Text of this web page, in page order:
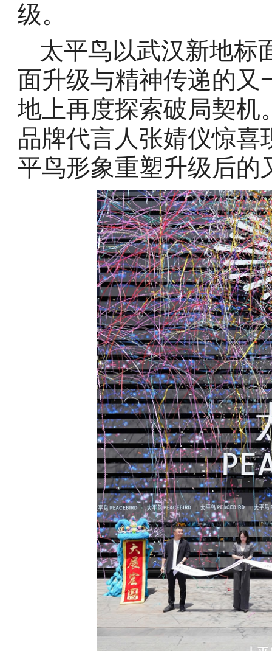
级。
太平鸟以武汉新地标
面升级与精神传递的又
地上再度探索破局契机
品牌代言人张婧仪惊
平鸟形象重塑升级后的